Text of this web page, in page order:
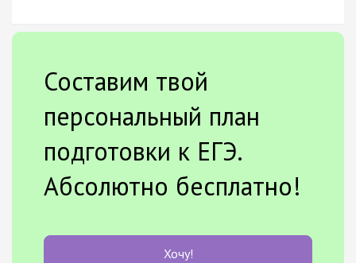
Составим твой
персональный план
подготовки к ЕГЭ.
Абсолютно бесплатно!
Хочу!